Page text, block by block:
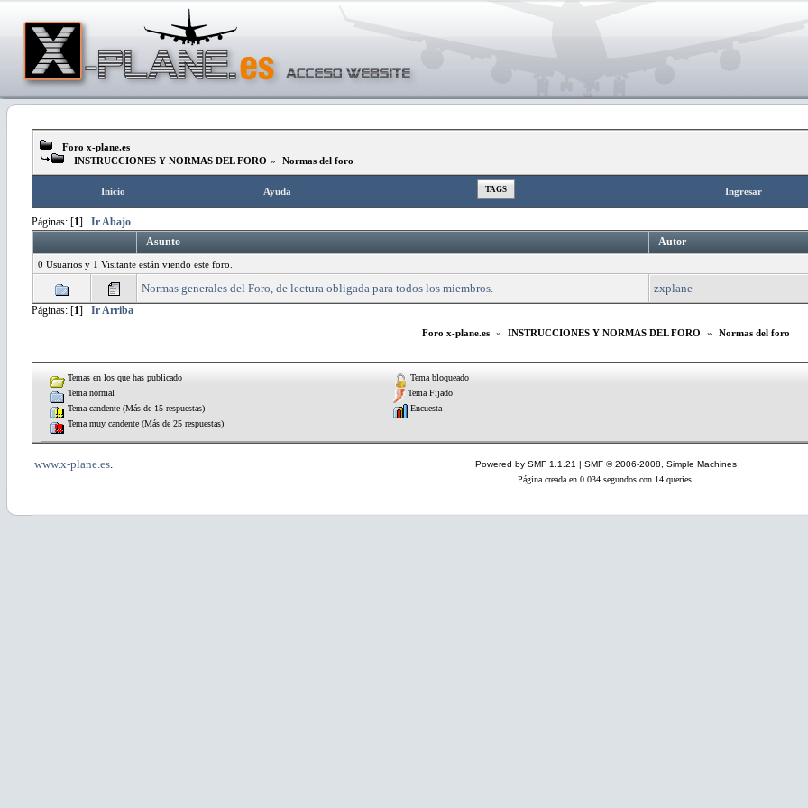
Foro x-plane.es
INSTRUCCIONES Y NORMAS DEL FORO » Normas del foro
Inicio Ayuda TAGS Ingresar
Páginas: [1] Ir Abajo
Asunto
Autor
0 Usuarios y 1 Visitante están viendo este foro.
Normas generales del Foro, de lectura obligada para todos los miembros. zxplane
Páginas: [1] Ir Arriba
Foro x-plane.es » INSTRUCCIONES Y NORMAS DEL FORO » Normas del foro
Temas en los que has publicado
Tema normal
Tema candente (Más de 15 respuestas)
Tema muy candente (Más de 25 respuestas)
Tema bloqueado
Tema Fijado
Encuesta
www.x-plane.es Powered by SMF 1.1.21 | SMF © 2006-2008, Simple Machines
Página creada en 0.034 segundos con 14 queries.